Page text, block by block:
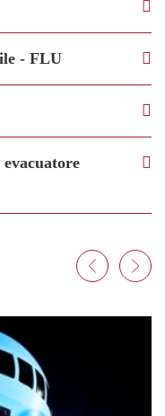
- FLU